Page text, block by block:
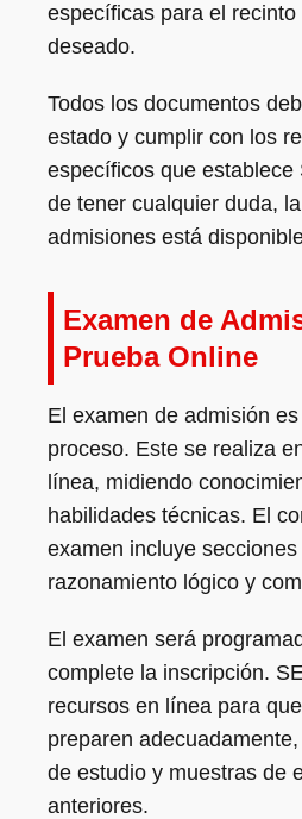
específicas para el
deseado.
Todos los documentos
estado y cumplir con los
específicos que establece
de tener cualquier duda,
admisiones está
Examen de
Prueba Online
El examen de admisión
proceso. Este se realiza
línea, midiendo
habilidades técnicas. El
examen incluye
razonamiento lógico y
El examen será
complete la inscripción.
recursos en línea para
preparen
de estudio y muestras de
anteriores.